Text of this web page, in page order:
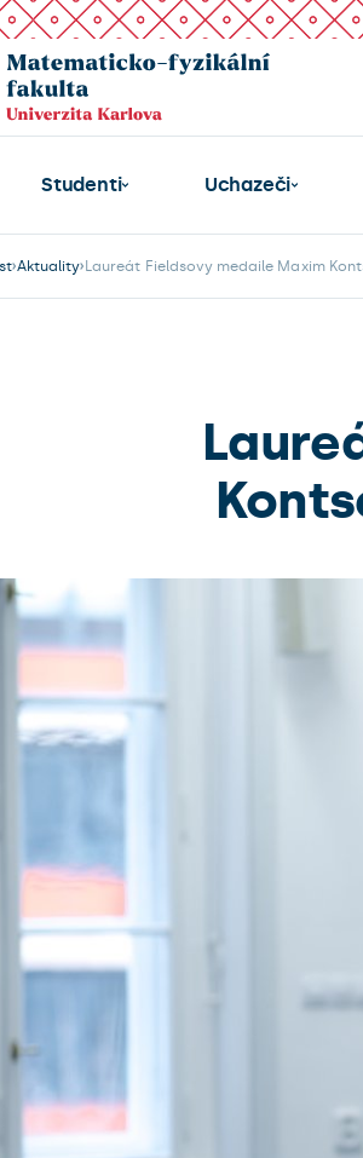
Studenti Uchazeči
Aktuality Laureát Fieldsovy medaile Maxim